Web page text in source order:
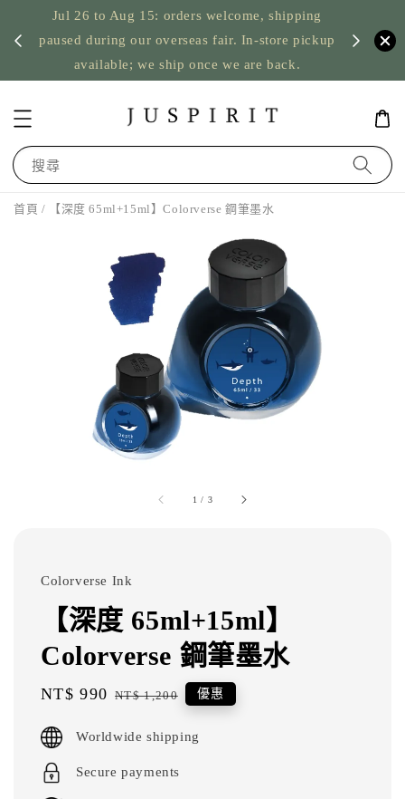
Jul 26 to Aug 15: orders welcome, shipping
paused during our overseas fair. In-store pickup
available; we ship once we are back.
US
搜尋
首頁 / 【深度 65ml+15ml】Colorverse 鋼筆墨水
1 / 3
Colorverse Ink
【深度 65ml+15ml】
Colorverse 鋼筆墨水
Sale
NT$ 990 Regular
NT$ 1,200 優惠
Worldwide shipping
Secure payments